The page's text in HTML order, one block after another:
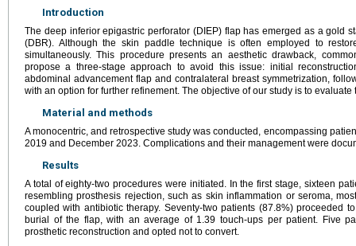
Introduction
The deep inferior epigastric perforator (DIEP) flap has emerged as a gold
(DBR). Although the skin paddle technique is often employed to
simultaneously. This procedure presents an aesthetic drawback,
propose a three-stage approach to avoid this issue: initial
abdominal advancement flap and contralateral breast symmetrization,
with an option for further refinement. The objective of our study is to
Material and methods
A monocentric, and retrospective study was conducted, encompassing
2019 and December 2023. Complications and their management were
Results
A total of eighty-two procedures were initiated. In the first stage, sixteen
resembling prosthesis rejection, such as skin inflammation or seroma,
coupled with antibiotic therapy. Seventy-two patients (87.8%) proceeded
burial of the flap, with an average of 1.39 touch-ups per patient. Five
prosthetic reconstruction and opted not to convert.